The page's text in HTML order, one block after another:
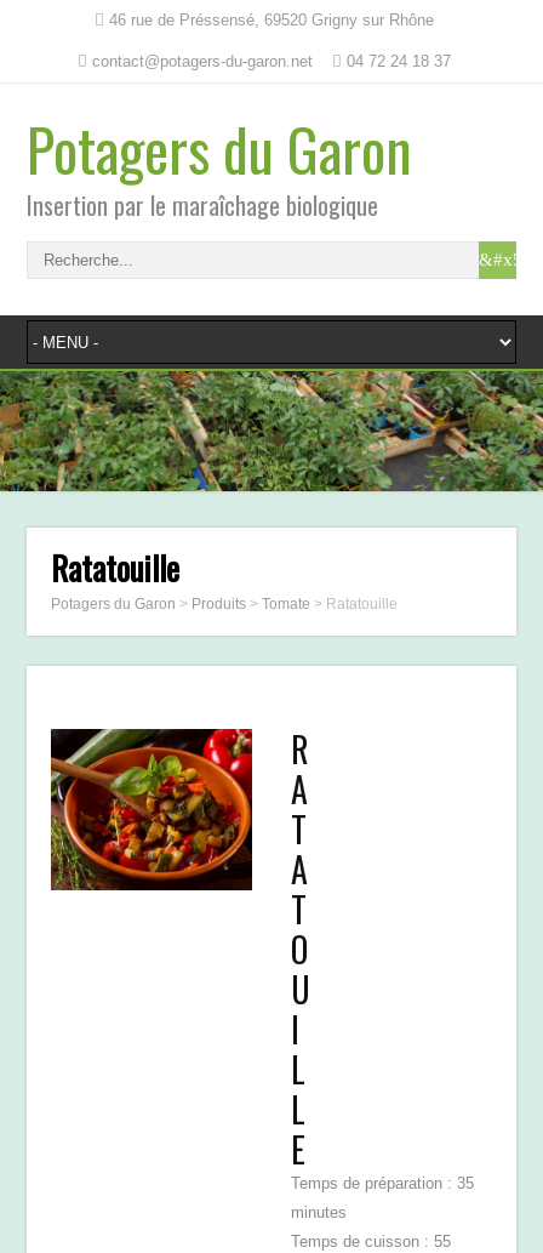
46 rue de Préssensé, 69520 Grigny sur Rhône
contact@potagers-du-garon.net 04 72 24 18 37
Potagers du Garon
Insertion par le maraîchage biologique
Ratatouille
Potagers du Garon > Produits >Tomate > Ratatouille
R
A
T
A
T
O
U
I
L
L
E
Temps de préparation : 35
minutes
Temps de cuisson : 55